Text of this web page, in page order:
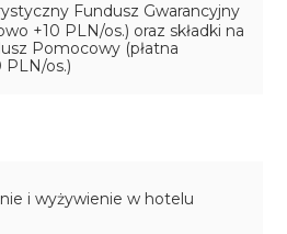
Fundusz Gwarancyjny
+10 PLN/os.) oraz składki na
Pomocowy (płatna
PLN/os.)
i wyżywienie w hotelu